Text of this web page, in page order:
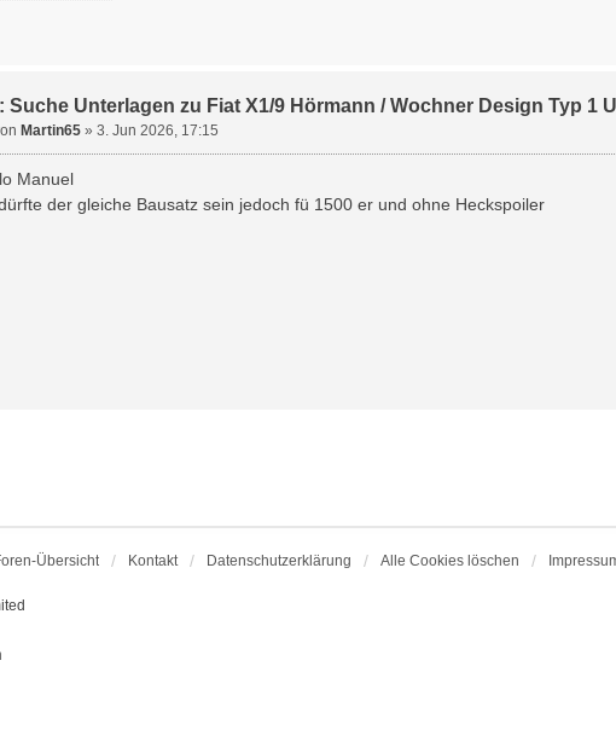
Suche Unterlagen zu Fiat X1/9 Hörmann / Wochner Design Typ 1
Martin65» 3. Jun 2026, 17:15
Manuel
der gleiche Bausatz sein jedoch fü 1500 er und ohne Heckspoiler
Übersicht Kontakt Datenschutzerklärung Alle Cookies löschen